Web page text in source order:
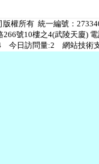
權所有 統一編號：
號10樓之4(武陵天廈)
今日訪問量:2 網站技術